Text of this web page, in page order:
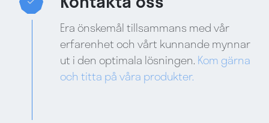
Era önskemål tillsammans med vår
erfarenhet och vårt kunnande mynnar
ut i den optimala lösningen. Kom gärna
och titta på våra produkter.